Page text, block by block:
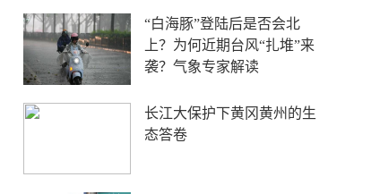
China Travel又换“三件套”：
外国游客从观众变玩家
4年要让无人机增产80倍，
日本为何急不可耐？